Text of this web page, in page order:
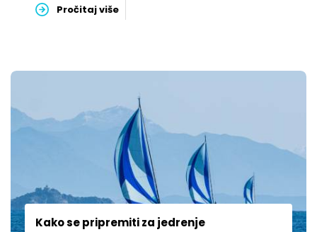
Pročitaj više
Kako se pripremiti za jedrenje